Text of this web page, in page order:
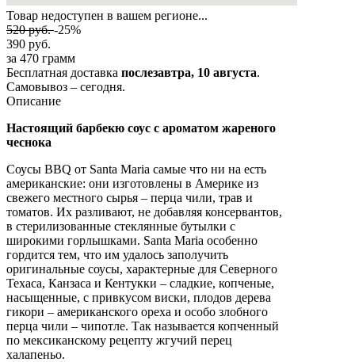
Товар недоступен в вашем регионе...
520руб.-25%
390 руб.
за 470 грамм
Бесплатная доставка послезавтра, 10 августа.
Самовывоз – сегодня.
Описание
Настоящий барбекю соус с ароматом жареного
чеснока
Соусы BBQ от Santa Maria самые что ни на есть
американские: они изготовлены в Америке из
свежего местного сырья – перца чили, трав и
томатов. Их разливают, не добавляя консервантов,
в стерилизованные стеклянные бутылки с
широкими горлышками. Santa Maria особенно
гордится тем, что им удалось заполучить
оригинальные соусы, характерные для Северного
Техаса, Канзаса и Кентукки – сладкие, копченые,
насыщенные, с привкусом виски, плодов дерева
гикори – американского ореха и особо злобного
перца чили – чипотле. Так называется копченный
по мексиканскому рецепту жгучий перец
халапеньо.